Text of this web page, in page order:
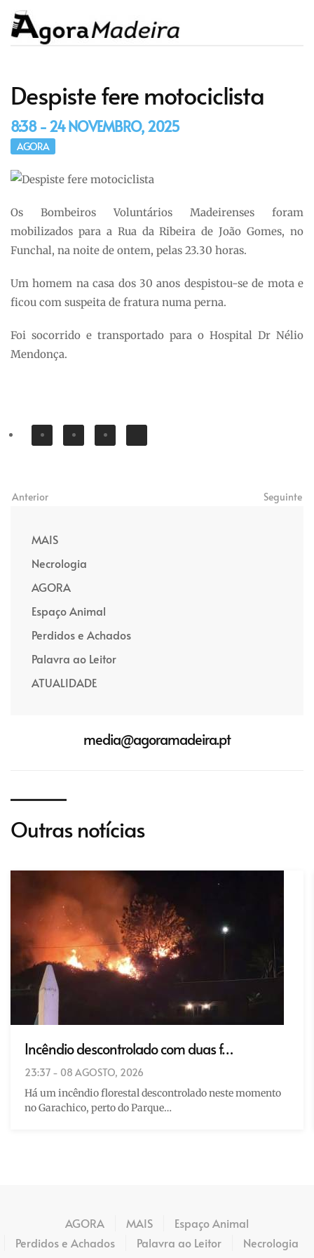
Despiste fere motociclista
8:38 - 24 NOVEMBRO, 2025
AGORA
Os Bombeiros Voluntários Madeirenses foram
mobilizados para a Rua da Ribeira de João Gomes, no
Funchal, na noite de ontem, pelas 23.30 horas.
Um homem na casa dos 30 anos despistou-se de mota e
ficou com suspeita de fratura numa perna.
Foi socorrido e transportado para o Hospital Dr Nélio
Mendonça.
Anterior Seguinte
MAIS
Necrologia
AGORA
Espaço Animal
Perdidos e Achados
Palavra ao Leitor
ATUALIDADE
media@agoramadeira.pt
Outras notícias
Incêndio descontrolado com duas f…
23:37 - 08 AGOSTO, 2026
Há um incêndio florestal descontrolado neste momento
no Garachico, perto do Parque…
AGORA MAIS
Espaço Animal
Perdidos e Achados
Palavra ao Leitor Necrologia